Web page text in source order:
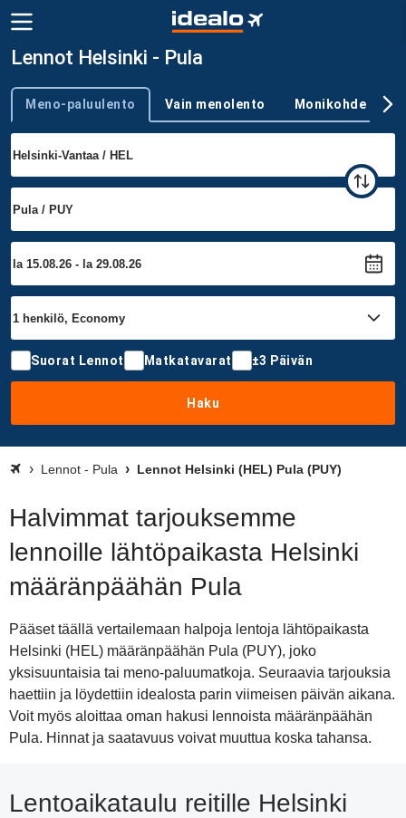
Lennot Helsinki - Pula
Trip type
Meno-paluulento Vain menolento Monikohde
Suorat Lennot Matkatavarat ±3 Päivän
Haku
Lennot - Pula Lennot Helsinki (HEL) Pula (PUY)
Halvimmat tarjouksemme
lennoille lähtöpaikasta Helsinki
määränpäähän Pula
Pääset täällä vertailemaan halpoja lentoja lähtöpaikasta
Helsinki (HEL) määränpäähän Pula (PUY), joko
yksisuuntaisia tai meno-paluumatkoja. Seuraavia tarjouksia
haettiin ja löydettiin idealosta parin viimeisen päivän aikana.
Voit myös aloittaa oman hakusi lennoista määränpäähän
Pula. Hinnat ja saatavuus voivat muuttua koska tahansa.
Lentoaikataulu reitille Helsinki